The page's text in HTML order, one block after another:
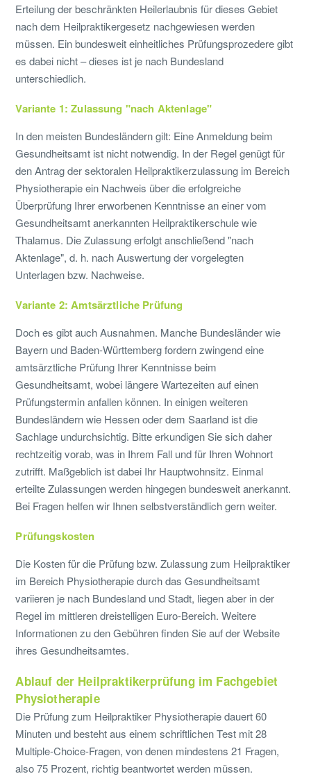
Erteilung der beschränkten Heilerlaubnis für dieses Gebiet
nach dem Heilpraktikergesetz nachgewiesen werden
müssen. Ein bundesweit einheitliches Prüfungsprozedere gibt
es dabei nicht – dieses ist je nach Bundesland
unterschiedlich.
Variante 1: Zulassung "nach Aktenlage"
In den meisten Bundesländern gilt: Eine Anmeldung beim
Gesundheitsamt ist nicht notwendig. In der Regel genügt für
den Antrag der sektoralen Heilpraktikerzulassung im Bereich
Physiotherapie ein Nachweis über die erfolgreiche
Überprüfung Ihrer erworbenen Kenntnisse an einer vom
Gesundheitsamt anerkannten Heilpraktikerschule wie
Thalamus. Die Zulassung erfolgt anschließend "nach
Aktenlage", d. h. nach Auswertung der vorgelegten
Unterlagen bzw. Nachweise.
Variante 2: Amtsärztliche Prüfung
Doch es gibt auch Ausnahmen. Manche Bundesländer wie
Bayern und Baden-Württemberg fordern zwingend eine
amtsärztliche Prüfung Ihrer Kenntnisse beim
Gesundheitsamt, wobei längere Wartezeiten auf einen
Prüfungstermin anfallen können. In einigen weiteren
Bundesländern wie Hessen oder dem Saarland ist die
Sachlage undurchsichtig. Bitte erkundigen Sie sich daher
rechtzeitig vorab, was in Ihrem Fall und für Ihren Wohnort
zutrifft. Maßgeblich ist dabei Ihr Hauptwohnsitz. Einmal
erteilte Zulassungen werden hingegen bundesweit anerkannt.
Bei Fragen helfen wir Ihnen selbstverständlich gern weiter.
Prüfungskosten
Die Kosten für die Prüfung bzw. Zulassung zum Heilpraktiker
im Bereich Physiotherapie durch das Gesundheitsamt
variieren je nach Bundesland und Stadt, liegen aber in der
Regel im mittleren dreistelligen Euro-Bereich. Weitere
Informationen zu den Gebühren finden Sie auf der Website
ihres Gesundheitsamtes.
Ablauf der Heilpraktikerprüfung im Fachgebiet
Physiotherapie
Die Prüfung zum Heilpraktiker Physiotherapie dauert 60
Minuten und besteht aus einem schriftlichen Test mit 28
Multiple-Choice-Fragen, von denen mindestens 21 Fragen,
also 75 Prozent, richtig beantwortet werden müssen.